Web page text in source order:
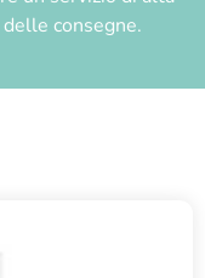
consegne.